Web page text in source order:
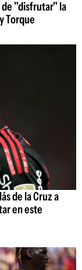
de "disfrutar" la
Torque
de la Cruz a
en este